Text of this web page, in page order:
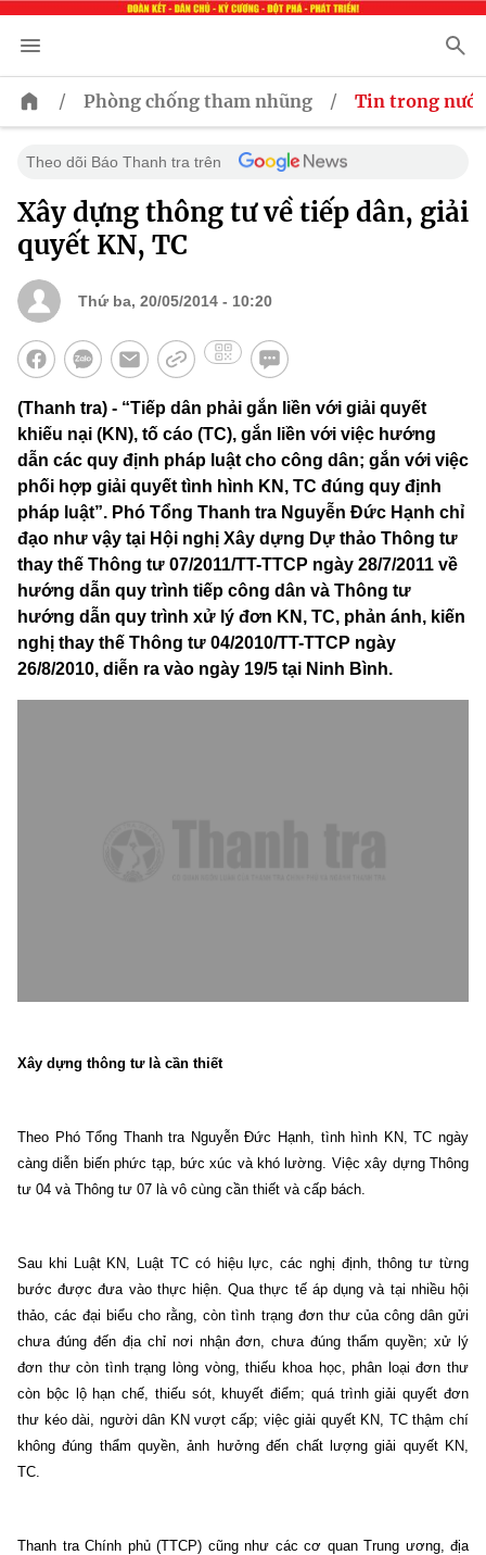
/ Phòng chống tham nhũng / Tin trong nước
Theo dõi Báo Thanh tra trên
Xây dựng thông tư về tiếp dân, giải
quyết KN, TC
Thứ ba, 20/05/2014 - 10:20
(Thanh tra) - “Tiếp dân phải gắn liền với giải quyết
khiếu nại (KN), tố cáo (TC), gắn liền với việc hướng
dẫn các quy định pháp luật cho công dân; gắn với việc
phối hợp giải quyết tình hình KN, TC đúng quy định
pháp luật”. Phó Tổng Thanh tra Nguyễn Đức Hạnh chỉ
đạo như vậy tại Hội nghị Xây dựng Dự thảo Thông tư
thay thế Thông tư 07/2011/TT-TTCP ngày 28/7/2011 về
hướng dẫn quy trình tiếp công dân và Thông tư
hướng dẫn quy trình xử lý đơn KN, TC, phản ánh, kiến
nghị thay thế Thông tư 04/2010/TT-TTCP ngày
26/8/2010, diễn ra vào ngày 19/5 tại Ninh Bình.
Xây dựng thông tư là cần thiết
Theo Phó Tổng Thanh tra Nguyễn Đức Hạnh, tình hình KN, TC ngày
càng diễn biến phức tạp, bức xúc và khó lường. Việc xây dựng Thông
tư 04 và Thông tư 07 là vô cùng cần thiết và cấp bách.
Sau khi Luật KN, Luật TC có hiệu lực, các nghị định, thông tư từng
bước được đưa vào thực hiện. Qua thực tế áp dụng và tại nhiều hội
thảo, các đại biểu cho rằng, còn tình trạng đơn thư của công dân gửi
chưa đúng đến địa chỉ nơi nhận đơn, chưa đúng thẩm quyền; xử lý
đơn thư còn tình trạng lòng vòng, thiếu khoa học, phân loại đơn thư
còn bộc lộ hạn chế, thiếu sót, khuyết điểm; quá trình giải quyết đơn
thư kéo dài, người dân KN vượt cấp; việc giải quyết KN, TC thậm chí
không đúng thẩm quyền, ảnh hưởng đến chất lượng giải quyết KN,
TC.
Thanh tra Chính phủ (TTCP) cũng như các cơ quan Trung ương, địa